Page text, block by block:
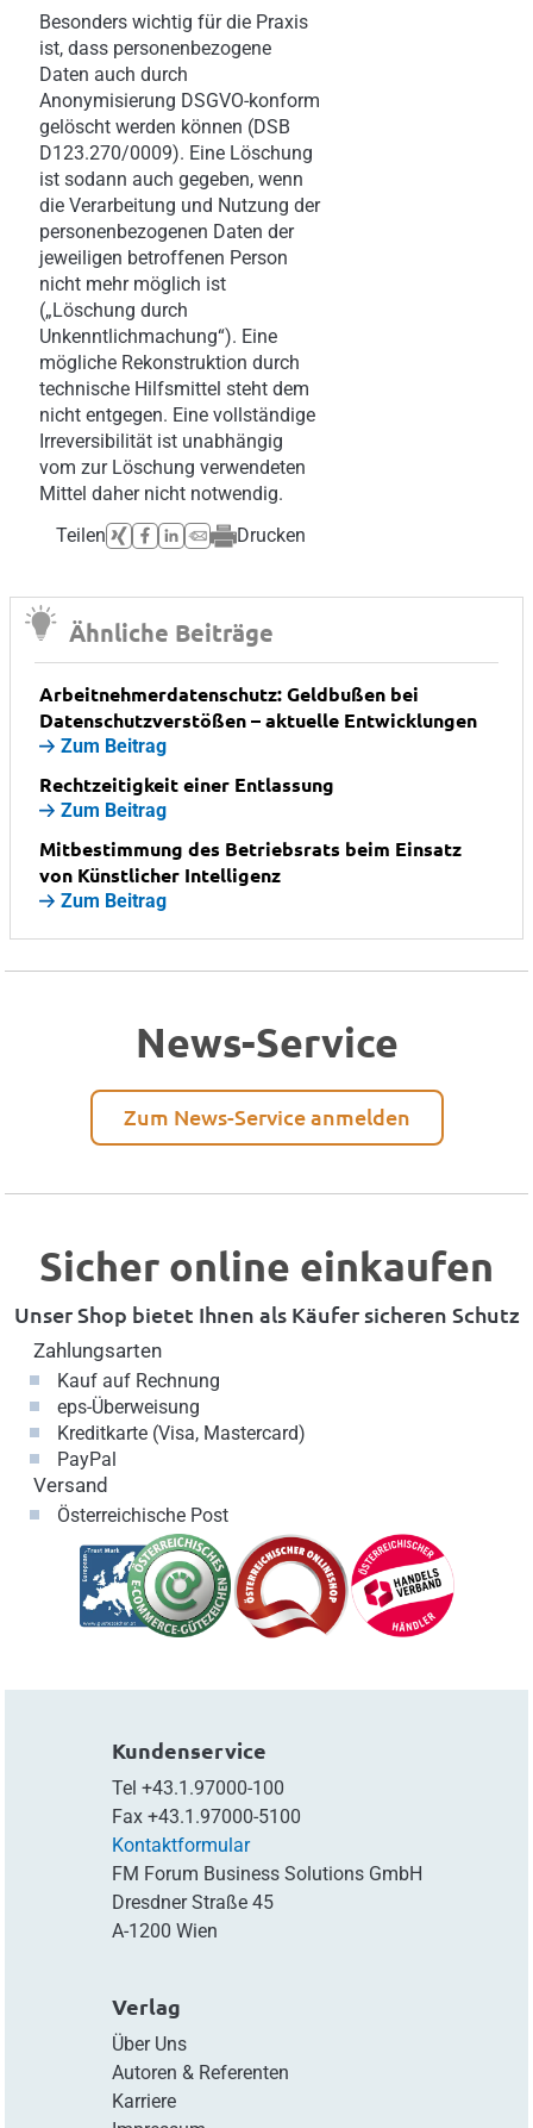
Besonders wichtig für die Praxis
ist, dass personenbezogene
Daten auch durch
Anonymisierung DSGVO-konform
gelöscht werden können (DSB
D123.270/0009). Eine Löschung
ist sodann auch gegeben, wenn
die Verarbeitung und Nutzung der
personenbezogenen Daten der
jeweiligen betroffenen Person
nicht mehr möglich ist
(„Löschung durch
Unkenntlichmachung“). Eine
mögliche Rekonstruktion durch
technische Hilfsmittel steht dem
nicht entgegen. Eine vollständige
Irreversibilität ist unabhängig
vom zur Löschung verwendeten
Mittel daher nicht notwendig.
Teilen
Drucken
Ähnliche Beiträge
Arbeitnehmerdatenschutz: Geldbußen bei
Datenschutzverstößen – aktuelle Entwicklungen
Zum Beitrag
Rechtzeitigkeit einer Entlassung
Zum Beitrag
Mitbestimmung des Betriebsrats beim Einsatz
von Künstlicher Intelligenz
Zum Beitrag
News-Service
Zum News-Service anmelden
Sicher online einkaufen
Unser Shop bietet Ihnen als Käufer sicheren Schutz
Zahlungsarten
Kauf auf Rechnung
eps-Überweisung
Kreditkarte (Visa, Mastercard)
PayPal
Versand
Österreichische Post
Kundenservice
Tel +43.1.97000-100
Fax +43.1.97000-5100
Kontaktformular
FM Forum Business Solutions GmbH
Dresdner Straße 45
A-1200 Wien
Verlag
Über Uns
Autoren & Referenten
Karriere